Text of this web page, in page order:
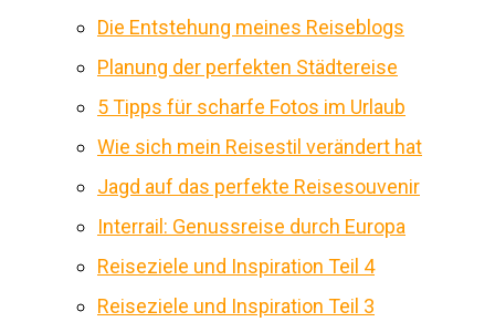
Die Entstehung meines Reiseblogs
Planung der perfekten Städtereise
5 Tipps für scharfe Fotos im Urlaub
Wie sich mein Reisestil verändert hat
Jagd auf das perfekte Reisesouvenir
Interrail: Genussreise durch Europa
Reiseziele und Inspiration Teil 4
Reiseziele und Inspiration Teil 3